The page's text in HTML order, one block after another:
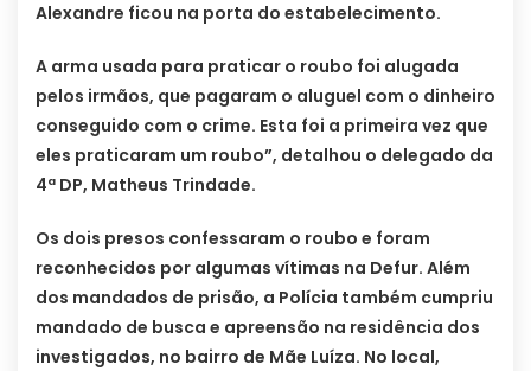
Alexandre ficou na porta do estabelecimento.
A arma usada para praticar o roubo foi alugada
pelos irmãos, que pagaram o aluguel com o dinheiro
conseguido com o crime. Esta foi a primeira vez que
eles praticaram um roubo”, detalhou o delegado da
4ª DP, Matheus Trindade.
Os dois presos confessaram o roubo e foram
reconhecidos por algumas vítimas na Defur. Além
dos mandados de prisão, a Polícia também cumpriu
mandado de busca e apreensão na residência dos
investigados, no bairro de Mãe Luíza. No local,